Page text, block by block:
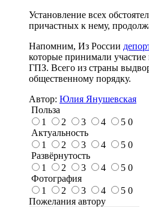
Установление всех
причастных к нему,
Напомним, Из России
которые принимали
ГПЗ. Всего из страны
общественному порядку.
Автор: Юлия Янушевская
Польза
1
2 3 4 5 0
Актуальность
1
2 3 4 5 0
Развёрнутость
1
2 3 4 5 0
Фотография
1
2 3 4 5 0
Пожелания автору